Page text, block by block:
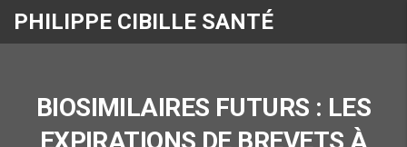
PHILIPPE CIBILLE SANTÉ
BIOSIMILAIRES FUTURS : LES